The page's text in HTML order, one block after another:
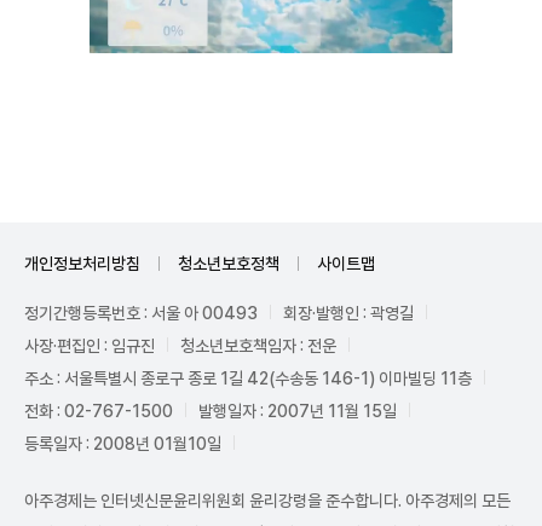
개인정보처리방침 청소년보호정책 사이트맵
정기간행등록번호 : 서울 아 00493
회장·발행인 : 곽영길
사장·편집인 : 임규진
청소년보호책임자 : 전운
주소 : 서울특별시 종로구 종로 1길 42(수송동 146-1) 이마빌딩 11층
전화 : 02-767-1500
발행일자 : 2007년 11월 15일
등록일자 : 2008년 01월10일
아주경제는 인터넷신문윤리위원회 윤리강령을 준수합니다. 아주경제의 모든